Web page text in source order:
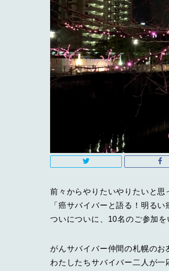
前々からやりたいやりたいと
「癌サバイバーと語る！明るい
ついについに、10名のご参加
がんサバイバー仲間の札幌のお
わたしたちサバイバー二人が一